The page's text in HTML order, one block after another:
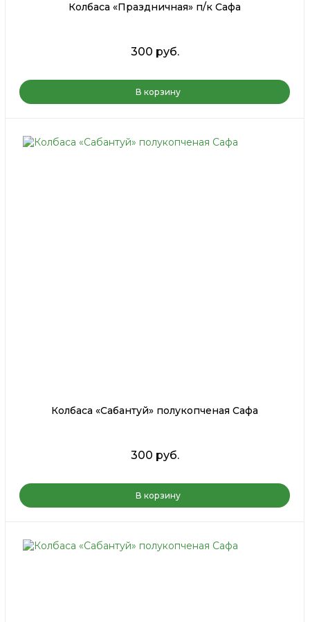
Колбаса «Праздничная» п/к Сафа
300 руб.
В корзину
Колбаса «Сабантуй» полукопченая Сафа
300 руб.
В корзину